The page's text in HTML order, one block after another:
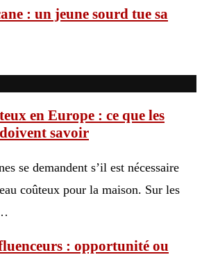
: un jeune sourd tue sa
en Europe : ce que les
savoir
se demandent s’il est nécessaire
coûteux pour la maison. Sur les
: opportunité ou